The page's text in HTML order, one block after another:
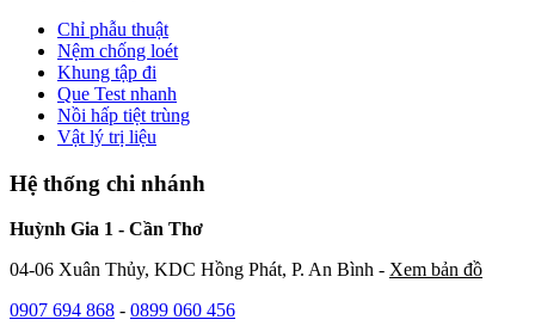
Chỉ phẫu thuật
Nệm chống loét
Khung tập đi
Que Test nhanh
Nồi hấp tiệt trùng
Vật lý trị liệu
Hệ thống chi nhánh
Huỳnh Gia 1 - Cần Thơ
04-06 Xuân Thủy, KDC Hồng Phát, P. An Bình - Xem bản đồ
0907 694 868 - 0899 060 456